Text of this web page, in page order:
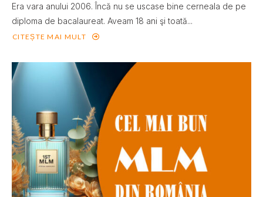
Era vara anului 2006. Încă nu se uscase bine cerneala de pe
diploma de bacalaureat. Aveam 18 ani şi toată...
CITEȘTE MAI MULT